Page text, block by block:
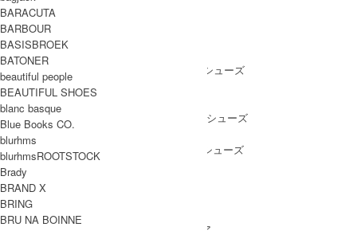
SHOES
SHOES ALL ITEM
/ ドレスシューズ
BOOTS
PUMPS
/ バレエシューズ
OTHER SHOES
/ その他シューズ
GOODS
BARACUTA
BARBOUR
BASISBROEK
BATONER
beautiful people
BEAUTIFUL SHOES
blanc basque
Blue Books CO.
blurhms
blurhmsROOTSTOCK
Brady
BRAND X
BRING
BRU NA BOINNE